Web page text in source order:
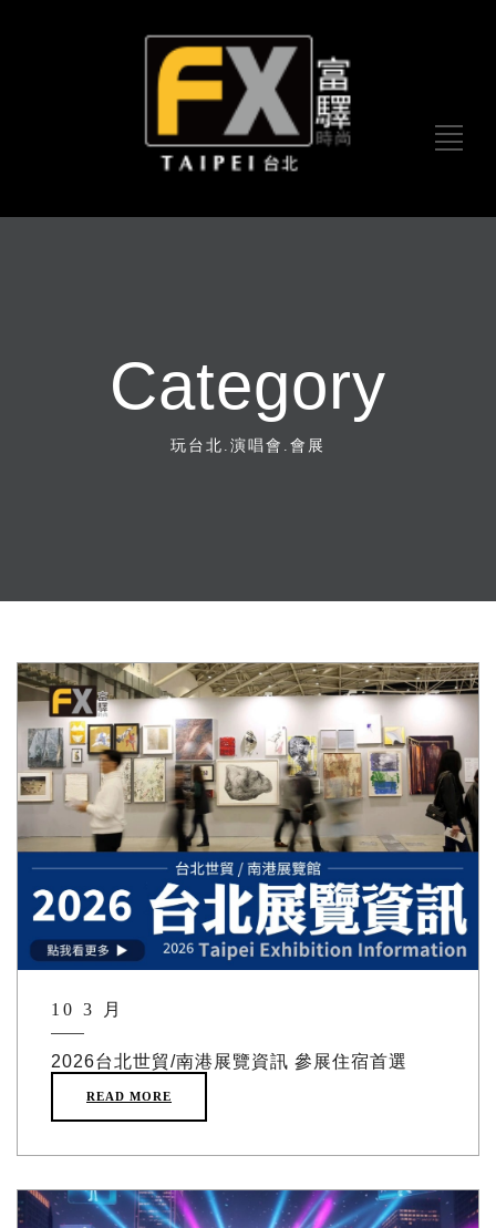
Category
玩台北.演唱會.會展
10 3 月
2026台北世貿/南港展覽資訊 參展住宿首選
READ MORE